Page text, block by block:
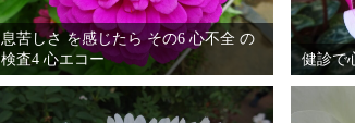
息苦しさ を感じたら その6 心不全 の
検査4 心エコー
健診で